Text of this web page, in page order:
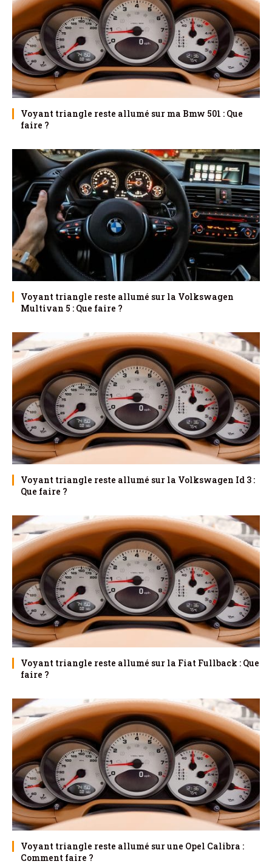
Voyant triangle reste allumé sur ma Bmw 501 : Que
faire ?
Voyant triangle reste allumé sur la Volkswagen
Multivan 5 : Que faire ?
Voyant triangle reste allumé sur la Volkswagen Id 3 :
Que faire ?
Voyant triangle reste allumé sur la Fiat Fullback : Que
faire ?
Voyant triangle reste allumé sur une Opel Calibra :
Comment faire ?